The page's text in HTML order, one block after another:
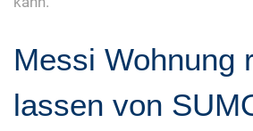
Messi Wohnung
lassen von